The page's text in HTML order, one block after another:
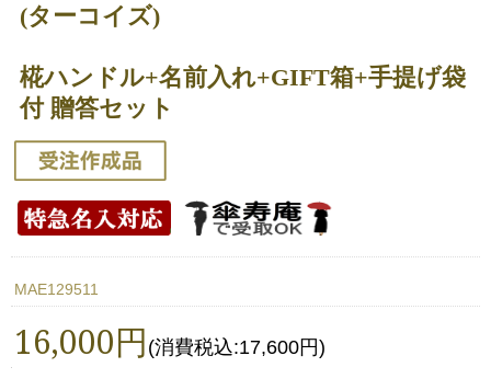
(ターコイズ)
椛ハンドル+名前入れ+GIFT箱+手提げ袋
付 贈答セット
MAE129511
16,000円 (消費税込:17,600円)